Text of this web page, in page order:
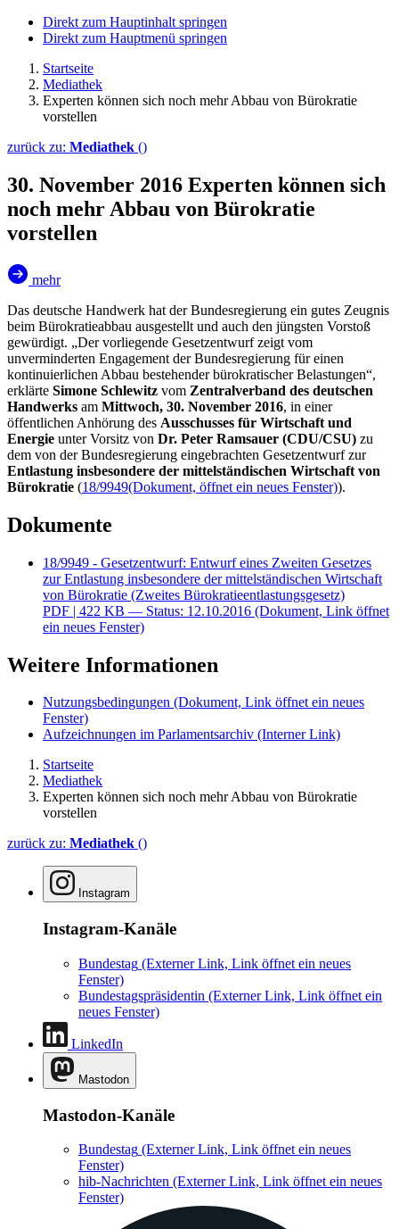
Direkt zum Hauptinhalt springen
Direkt zum Hauptmenü springen
Startseite
Mediathek
Experten können sich noch mehr Abbau von Bürokratie
vorstellen
zurück zu: Mediathek ()
30. November 2016 Experten können sich
noch mehr Abbau von Bürokratie
vorstellen
mehr
Das deutsche Handwerk hat der Bundesregierung ein gutes Zeugnis
beim Bürokratieabbau ausgestellt und auch den jüngsten Vorstoß
gewürdigt. „Der vorliegende Gesetzentwurf zeigt vom
unverminderten Engagement der Bundesregierung für einen
kontinuierlichen Abbau bestehender bürokratischer Belastungen“,
erklärte Simone Schlewitz vom Zentralverband des deutschen
Handwerks am Mittwoch, 30. November 2016, in einer
öffentlichen Anhörung des Ausschusses für Wirtschaft und
Energie unter Vorsitz von Dr. Peter Ramsauer (CDU/CSU) zu
dem von der Bundesregierung eingebrachten Gesetzentwurf zur
Entlastung insbesondere der mittelständischen Wirtschaft von
Bürokratie (18/9949(Dokument, öffnet ein neues Fenster)).
Dokumente
18/9949 - Gesetzentwurf: Entwurf eines Zweiten Gesetzes
zur Entlastung insbesondere der mittelständischen Wirtschaft
von Bürokratie (Zweites Bürokratieentlastungsgesetz)
PDF | 422 KB — Status: 12.10.2016 (Dokument, Link öffnet
ein neues Fenster)
Weitere Informationen
Nutzungsbedingungen (Dokument, Link öffnet ein neues
Fenster)
Aufzeichnungen im Parlamentsarchiv (Interner Link)
Startseite
Mediathek
Experten können sich noch mehr Abbau von Bürokratie
vorstellen
zurück zu: Mediathek ()
Instagram
Instagram-Kanäle
Bundestag (Externer Link, Link öffnet ein neues
Fenster)
Bundestagspräsidentin (Externer Link, Link öffnet ein
neues Fenster)
LinkedIn
Mastodon
Mastodon-Kanäle
Bundestag (Externer Link, Link öffnet ein neues
Fenster)
hib-Nachrichten (Externer Link, Link öffnet ein neues
Fenster)